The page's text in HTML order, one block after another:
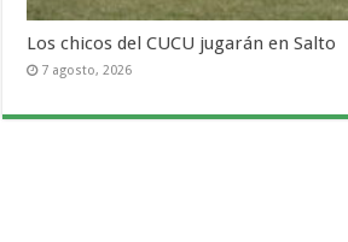
Los chicos del CUCU jugarán en Salto
7 agosto, 2026